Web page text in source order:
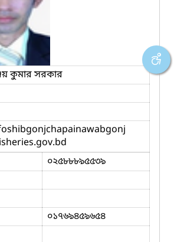
কুমার সরকার
০২৫৮৮৮৯৫৫৩৯
০১৭৬৯৪৫৯৬৫৪